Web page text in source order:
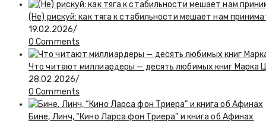
(Не) рискуй: как тяга к стабильности мешает нам
19.02.2026/
0 Comments
Что читают миллиардеры — десять любимых книг Марка
28.02.2026/
0 Comments
Бине, Линч, “Кино Ларса фон Триера” и книга об Афинах